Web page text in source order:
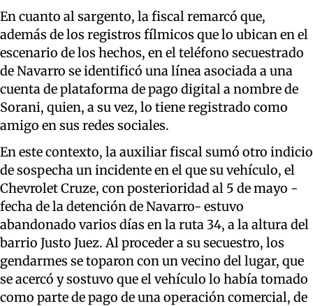
En cuanto al sargento, la fiscal remarcó que,
además de los registros fílmicos que lo ubican en el
escenario de los hechos, en el teléfono secuestrado
de Navarro se identificó una línea asociada a una
cuenta de plataforma de pago digital a nombre de
Sorani, quien, a su vez, lo tiene registrado como
amigo en sus redes sociales.
En este contexto, la auxiliar fiscal sumó otro indicio
de sospecha un incidente en el que su vehículo, el
Chevrolet Cruze, con posterioridad al 5 de mayo -
fecha de la detención de Navarro- estuvo
abandonado varios días en la ruta 34, a la altura del
barrio Justo Juez. Al proceder a su secuestro, los
gendarmes se toparon con un vecino del lugar, que
se acercó y sostuvo que el vehículo lo había tomado
como parte de pago de una operación comercial, de